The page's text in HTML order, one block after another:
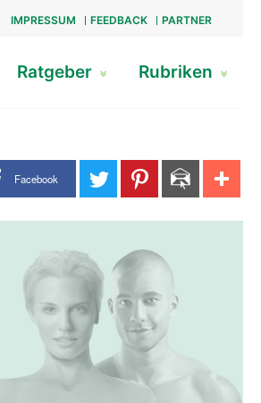
IMPRESSUM FEEDBACK PARTNER
Ratgeber Rubriken
buttons
Facebook